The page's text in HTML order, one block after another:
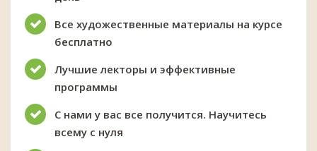
Все художественные материалы на курсе
бесплатно
Лучшие лекторы и эффективные
программы
С нами у вас все получится. Научитесь
всему с нуля